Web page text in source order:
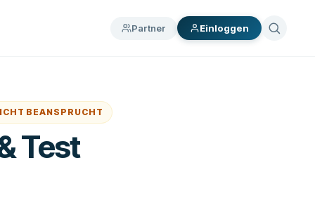
Partner Einloggen
BEANSPRUCHT
Test